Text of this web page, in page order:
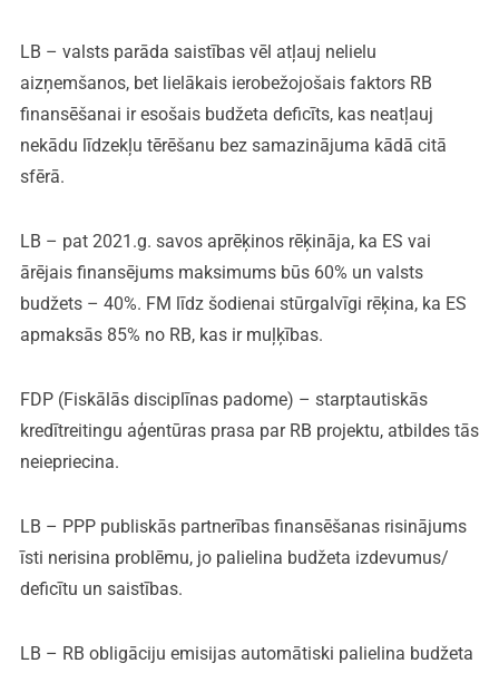
LB – valsts parāda saistības vēl atļauj nelielu
aizņemšanos, bet lielākais ierobežojošais faktors RB
finansēšanai ir esošais budžeta deficīts, kas neatļauj
nekādu līdzekļu tērēšanu bez samazinājuma kādā citā
sfērā.
LB – pat 2021.g. savos aprēķinos rēķināja, ka ES vai
ārējais finansējums maksimums būs 60% un valsts
budžets – 40%. FM līdz šodienai stūrgalvīgi rēķina, ka ES
apmaksās 85% no RB, kas ir muļķības.
FDP (Fiskālās disciplīnas padome) – starptautiskās
kredītreitingu aģentūras prasa par RB projektu, atbildes tās
neiepriecina.
LB – PPP publiskās partnerības finansēšanas risinājums
īsti nerisina problēmu, jo palielina budžeta izdevumus/
deficītu un saistības.
LB – RB obligāciju emisijas automātiski palielina budžeta